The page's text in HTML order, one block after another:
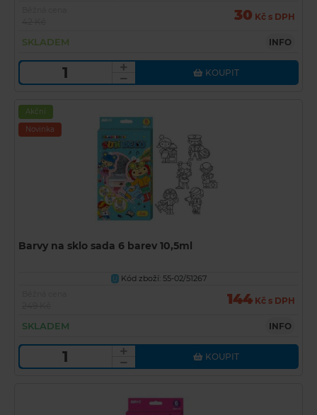
30 Kč s DPH
SKLADEM INFO
KOUPIT
Akční
Novinka
Barvy na sklo sada 6 barev 10,5ml
U Kód zboží: 55-02/51267
144 Kč s DPH
SKLADEM INFO
KOUPIT